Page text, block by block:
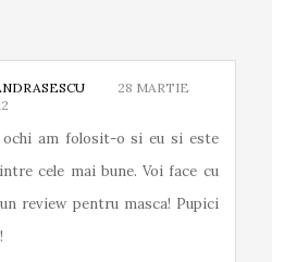
28 MARTIE
ochi am folosit-o si eu si este
cele mai bune. Voi face cu
review pentru masca! Pupici